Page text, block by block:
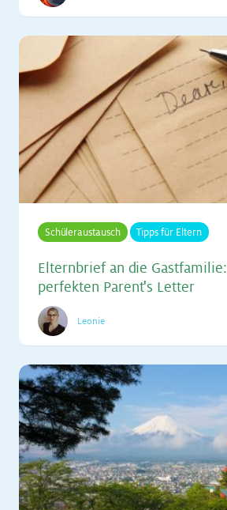
Schüleraustausch Tipps für Eltern
El­tern­brief an die
per­fek­ten Par­en­t's Let­ter
Leonie